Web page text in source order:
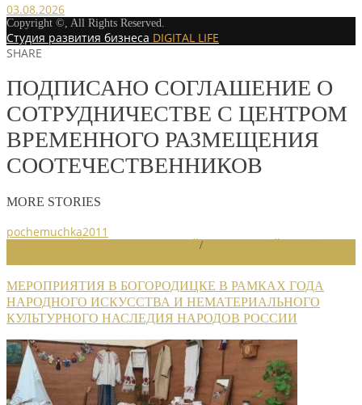
03.08.2026
Copyright ©, All Rights Reserved.
Студия развития бизнеса DIGITAL LIFE
SHARE
ПОДПИСАНО СОГЛАШЕНИЕ О
СОТРУДНИЧЕСТВЕ С ЦЕНТРОМ
ВРЕМЕННОГО РАЗМЕЩЕНИЯ
СООТЕЧЕСТВЕННИКОВ
MORE STORIES
pochemuchka2011
/
МЕРОПРИЯТИЯ В БОГОРОДИЦКЕ В РАМКАХ ГОДА
НАРОДНОГО ИСКУССТВА И НЕМАТЕРИАЛЬНОГО
КУЛЬТУРНОГО НАСЛЕДИЯ НАРОДОВ РОССИИ